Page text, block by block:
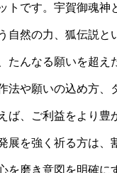
トです。宇賀御魂神
自然の力、狐伝説と
たんなる願いを超え
法や願いの込め方、
ば、ご利益をより豊
展を強く祈る方は、
を磨き意図を明確に